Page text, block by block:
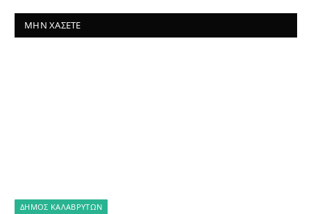
ΜΗΝ ΧΆΣΕΤΕ
ΔΗΜΟΣ ΚΑΛΑΒΡΥΤΩΝ